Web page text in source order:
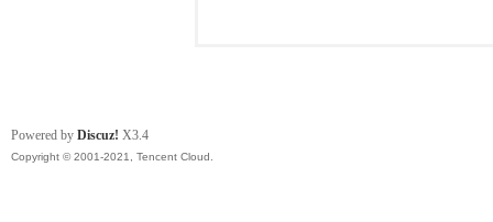
Powered by Discuz! X3.4
Copyright © 2001-2021, Tencent Cloud.